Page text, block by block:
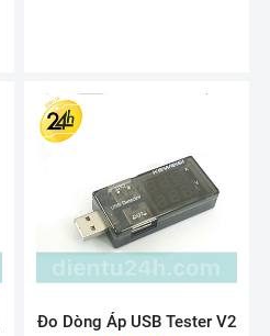
Đo Dòng Áp USB Tester V2